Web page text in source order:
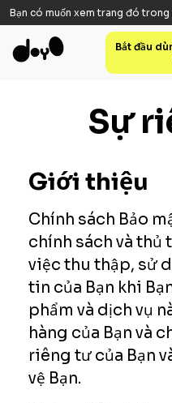
Bạn có muốn xem trang đó trong
Bắt đầu
Sự
Giới thiệu
Chính sách Bảo
chính sách và thủ
việc thu thập, sử
tin của Bạn khi
phẩm và dịch vụ
hàng của Bạn và
riêng tư của Bạn
vệ Bạn.